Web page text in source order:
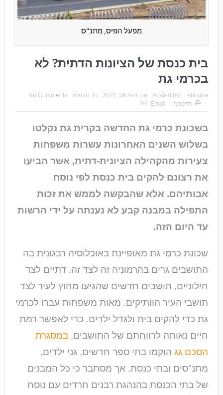
מפעל הפיס, מתנ"ס
בית כנסת של הציונות הדתית? לא
בכרמי גת
Posted By: shhuna
on: מאי 06, 2021 In: חדשות
No Comments
הדפסה
Email
בשכונת כרמי גת החדשה בקרית גת נקלטו
בשלוש השנים האחרונות עשרות משפחות
צעירות מהקהילה הציונית-דתית, אשר הביעו
את רצונם להקים בית כנסת לפי נוסח
אבותיהם. אלא שהבקשה לממש את זכות
התפילה במבנה קבע לא נענתה על ידי הרשות
עד היום הזה.
שכונת כרמי גת מאופיינת באוכלוסיה רבגונית בה
התושבים גרים בהרמוניה זה לצד זה. דתיים לצד
חילוניים, תושבים חדשים שהגיעו מחוץ לעיר לצד
תושבי העיר הוותיקים. מאות משפחות עברו לכרמי
גת כדי להקים בית ולגדל ילדים. כדי לאפשר רמת
חיים נאותה לרווחתם של התושבים, במסגרת
הסכם גג הוקמו בתי ספר חדשים, גני ילדים,
מתנ"סים ובתי כנסת. אך מסתבר כי כל המבנים
של בתי הכנסת בהנהגת רבנים חרדים עם נוסח